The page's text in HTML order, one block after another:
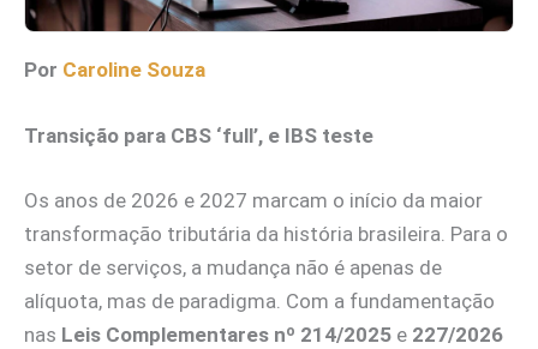
Por Caroline Souza
Transição para CBS ‘full’, e IBS teste
Os anos de 2026 e 2027 marcam o início da maior
transformação tributária da história brasileira. Para o
setor de serviços, a mudança não é apenas de
alíquota, mas de paradigma. Com a fundamentação
nas Leis Complementares nº 214/2025 e 227/2026